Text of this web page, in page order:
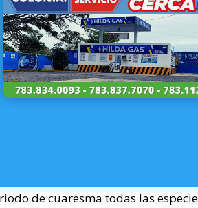
de cuaresma todas las